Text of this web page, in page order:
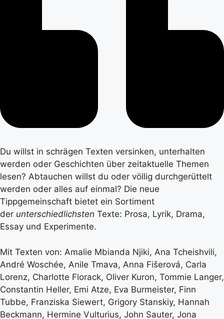
Du willst in schrägen Texten versinken, unterhalten
werden oder Geschichten über zeitaktuelle Themen
lesen? Abtauchen willst du oder völlig durchgerüttelt
werden oder alles auf einmal? Die neue
Tippgemeinschaft bietet ein Sortiment
der unterschiedlichsten Texte: Prosa, Lyrik, Drama,
Essay und Experimente.
Mit Texten von: Amalie Mbianda Njiki, Ana Tcheishvili,
André Woschée, Anile Tmava, Anna Fišerová, Carla
Lorenz, Charlotte Florack, Oliver Kuron, Tommie Langer,
Constantin Heller, Emi Atze, Eva Burmeister, Finn
Tubbe, Franziska Siewert, Grigory Stanskiy, Hannah
Beckmann, Hermine Vulturius, John Sauter, Jona